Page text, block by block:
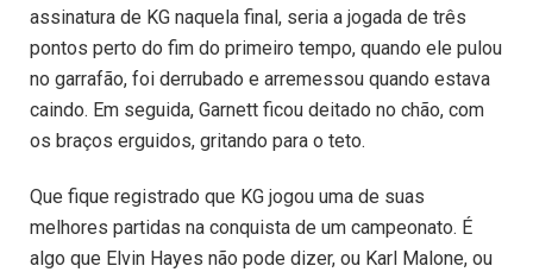
assinatura de KG naquela final, seria a jogada de três
pontos perto do fim do primeiro tempo, quando ele pulou
no garrafão, foi derrubado e arremessou quando estava
caindo. Em seguida, Garnett ficou deitado no chão, com
os braços erguidos, gritando para o teto.
Que fique registrado que KG jogou uma de suas
melhores partidas na conquista de um campeonato. É
algo que Elvin Hayes não pode dizer, ou Karl Malone, ou